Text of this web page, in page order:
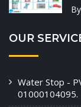
OUR
Water Stop -
01000104095.